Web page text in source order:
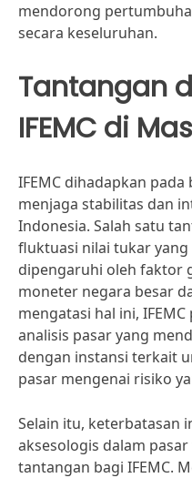
mendorong
secara keseluruhan.
Tantangan
IFEMC di
IFEMC dihadapkan
menjaga stabilitas dan
Indonesia. Salah satu
fluktuasi nilai tukar
dipengaruhi oleh faktor
moneter negara besar
mengatasi hal ini,
analisis pasar yang
dengan instansi terkait
pasar mengenai risiko
Selain itu, keterbatasan
aksesologis dalam
tantangan bagi IFEMC.